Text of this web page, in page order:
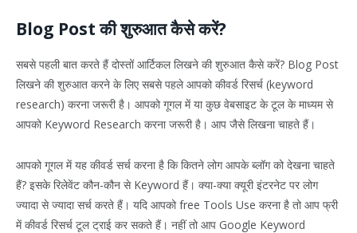
Blog Post की शुरुआत कैसे करें?
सबसे पहली बात करते हैं दोस्तों आर्टिकल लिखने की शुरुआत कैसे करें? Blog Post
लिखने की शुरुआत करने के लिए सबसे पहले आपको कीवर्ड रिसर्च (keyword
research) करना जरूरी है। आपको गूगल में या कुछ वेबसाइट के टूल के माध्यम से
आपको Keyword Research करना जरूरी है। आप जैसे लिखना चाहते हैं।
आपको गूगल में यह कीवर्ड सर्च करना है कि कितने लोग आपके ब्लॉग को देखना चाहते
हैं? इसके रिलेवेंट कौन-कौन से Keyword हैं। क्या-क्या क्यूरी इंटरनेट पर लोग
ज्यादा से ज्यादा सर्च करते हैं। यदि आपको free Tools Use करना है तो आप फ्री
में कीवर्ड रिसर्च टूल ट्राई कर सकते हैं। नहीं तो आप Google Keyword